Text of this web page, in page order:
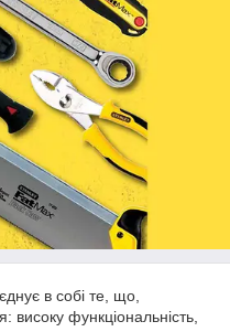
в собі те, що,
функціональність,